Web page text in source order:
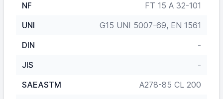
NF
FT 15 A 32-101
UNI
G15 UNI 5007-69, EN 1561
DIN
-
JIS
-
SAEASTM
A278-85 CL 200